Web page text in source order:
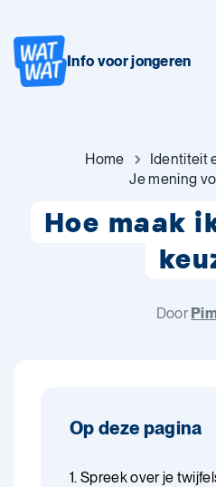
Info voor jongeren
Home
Identiteit
Je mening
Hoe maak
Door
Op deze pagina
1. Spreek over je